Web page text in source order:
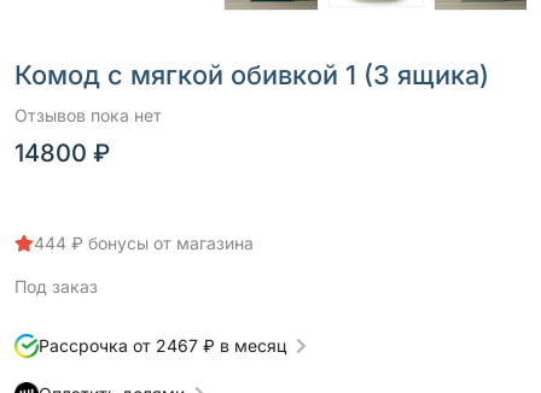
Комод с мягкой обивкой 1 (3 ящика)
Отзывов пока нет
14800 ₽
444 ₽ бонусы от магазина
Под заказ
Рассрочка от 2467 ₽ в месяц